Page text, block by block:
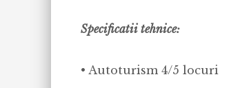
Specificatii tehnice:
• Autoturism 4/5 locuri